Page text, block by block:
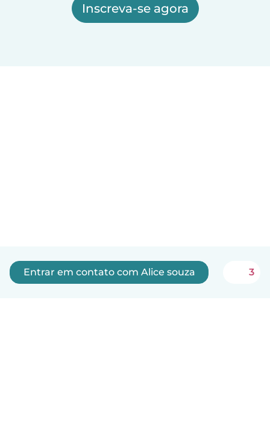
Inscreva-se agora
Entrar em contato com Alice souza 3